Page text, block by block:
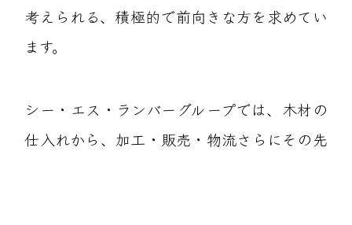
考えられる、積極的で前向きな方を求めてい
ます。
シー・エス・ランバーグループでは、木材の
仕入れから、加工・販売・物流さらにその先